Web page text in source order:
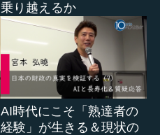
乗り越えるか
AI時代にこそ「熟達者の
経験」が生きる＆現状の